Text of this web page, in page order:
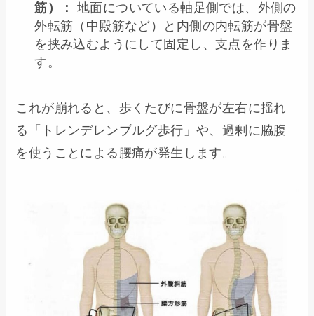
筋）：
地面についている軸足側では、外側の
外転筋（中殿筋など）と内側の内転筋が骨盤
を挟み込むようにして固定し、支点を作りま
す。
これが崩れると、歩くたびに骨盤が左右に揺れ
る「トレンデレンブルグ歩行」や、過剰に脇腹
を使うことによる腰痛が発生します。